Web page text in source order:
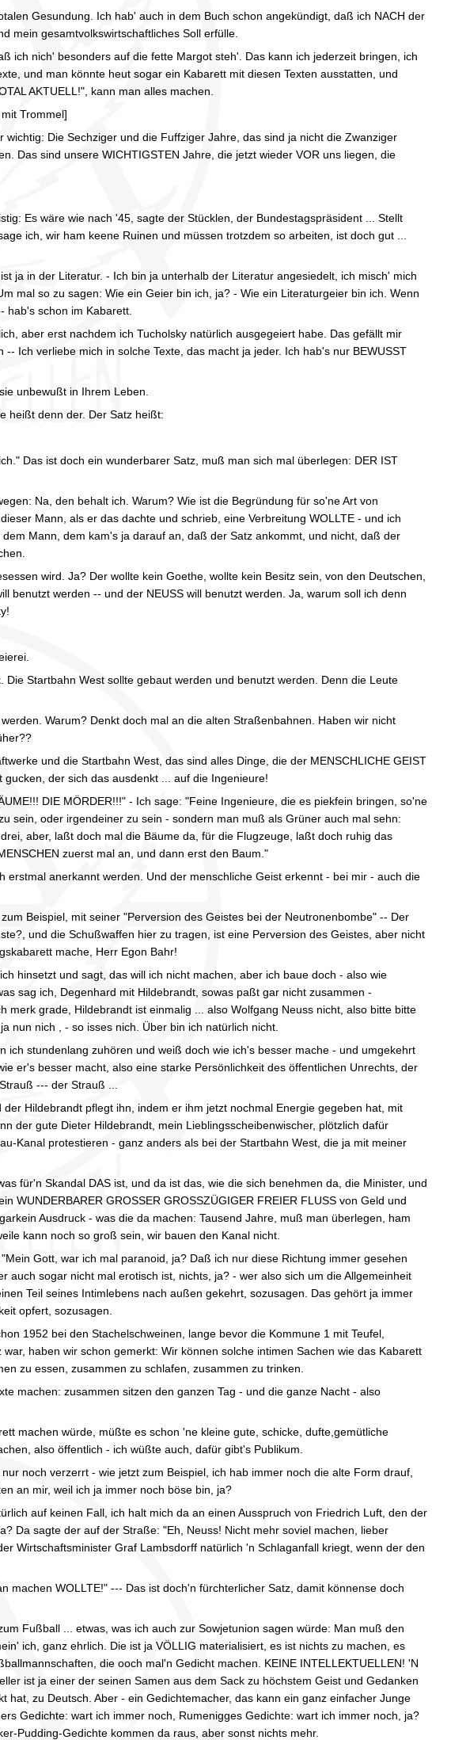
Gesundung. Ich hab' auch in dem Buch schon angekündigt, daß ich NACH der
mein gesamtvolkswirtschaftliches Soll erfülle.
ich nich' besonders auf die fette Margot steh'. Das kann ich jederzeit bringen, ich
und man könnte heut sogar ein Kabarett mit diesen Texten ausstatten, und
AKTUELL!", kann man alles machen.
Trommel]
Die Sechziger und die Fuffziger Jahre, das sind ja nicht die Zwanziger
Das sind unsere WICHTIGSTEN Jahre, die jetzt wieder VOR uns liegen, die
Es wäre wie nach '45, sagte der Stücklen, der Bundestagspräsident ... Stellt
ich, wir ham keene Ruinen und müssen trotzdem so arbeiten, ist doch gut ...
ja in der Literatur. - Ich bin ja unterhalb der Literatur angesiedelt, ich misch' mich
mal so zu sagen: Wie ein Geier bin ich, ja? - Wie ein Literaturgeier bin ich. Wenn
hab's schon im Kabarett.
aber erst nachdem ich Tucholsky natürlich ausgegeiert habe. Das gefällt mir
Ich verliebe mich in solche Texte, das macht ja jeder. Ich hab's nur BEWUSST
unbewußt in Ihrem Leben.
heißt denn der. Der Satz heißt:
Das ist doch ein wunderbarer Satz, muß man sich mal überlegen: DER IST
Na, den behalt ich. Warum? Wie ist die Begründung für so'ne Art von
Mann, als er das dachte und schrieb, eine Verbreitung WOLLTE - und ich
Mann, dem kam's ja darauf an, daß der Satz ankommt, und nicht, daß der
wird. Ja? Der wollte kein Goethe, wollte kein Besitz sein, von den Deutschen,
benutzt werden -- und der NEUSS will benutzt werden. Ja, warum soll ich denn
Startbahn West sollte gebaut werden und benutzt werden. Denn die Leute
Warum? Denkt doch mal an die alten Straßenbahnen. Haben wir nicht
und die Startbahn West, das sind alles Dinge, die der MENSCHLICHE GEIST
der sich das ausdenkt ... auf die Ingenieure!
DIE MÖRDER!!!" - Ich sage: "Feine Ingenieure, die es piekfein bringen, so'ne
sein, oder irgendeiner zu sein - sondern man muß als Grüner auch mal sehn:
aber, laßt doch mal die Bäume da, für die Flugzeuge, laßt doch ruhig das
zuerst mal an, und dann erst den Baum."
anerkannt werden. Und der menschliche Geist erkennt - bei mir - auch die
Beispiel, mit seiner "Perversion des Geistes bei der Neutronenbombe" -- Der
und die Schußwaffen hier zu tragen, ist eine Perversion des Geistes, aber nicht
mache, Herr Egon Bahr!
hinsetzt und sagt, das will ich nicht machen, aber ich baue doch - also wie
sag ich, Degenhard mit Hildebrandt, sowas paßt gar nicht zusammen -
grade, Hildebrandt ist einmalig ... also Wolfgang Neuss nicht, also bitte bitte
nun nich , - so isses nich. Über bin ich natürlich nicht.
ich stundenlang zuhören und weiß doch wie ich's besser mache - und umgekehrt
er's besser macht, also eine starke Persönlichkeit des öffentlichen Unrechts, der
--- der Strauß ...
Hildebrandt pflegt ihn, indem er ihm jetzt nochmal Energie gegeben hat, mit
der gute Dieter Hildebrandt, mein Lieblingsscheibenwischer, plötzlich dafür
Kanal protestieren - ganz anders als bei der Startbahn West, die ja mit meiner
für'n Skandal DAS ist, und da ist das, wie die sich benehmen da, die Minister, und
WUNDERBARER GROSSER GROSSZÜGIGER FREIER FLUSS von Geld und
Ausdruck - was die da machen: Tausend Jahre, muß man überlegen, ham
kann noch so groß sein, wir bauen den Kanal nicht.
Gott, war ich mal paranoid, ja? Daß ich nur diese Richtung immer gesehen
sogar nicht mal erotisch ist, nichts, ja? - wer also sich um die Allgemeinheit
Teil seines Intimlebens nach außen gekehrt, sozusagen. Das gehört ja immer
opfert, sozusagen.
1952 bei den Stachelschweinen, lange bevor die Kommune 1 mit Teufel,
haben wir schon gemerkt: Wir können solche intimen Sachen wie das Kabarett
zu essen, zusammen zu schlafen, zusammen zu trinken.
machen: zusammen sitzen den ganzen Tag - und die ganze Nacht - also
machen würde, müßte es schon 'ne kleine gute, schicke, dufte,gemütliche
also öffentlich - ich wüßte auch, dafür gibt's Publikum.
noch verzerrt - wie jetzt zum Beispiel, ich hab immer noch die alte Form drauf,
an mir, weil ich ja immer noch böse bin, ja?
auf keinen Fall, ich halt mich da an einen Ausspruch von Friedrich Luft, den der
Da sagte der auf der Straße: "Eh, Neuss! Nicht mehr soviel machen, lieber
Wirtschaftsminister Graf Lambsdorff natürlich 'n Schlaganfall kriegt, wenn der den
machen WOLLTE!" --- Das ist doch'n fürchterlicher Satz, damit könnense doch
Fußball ... etwas, was ich auch zur Sowjetunion sagen würde: Man muß den
ich, ganz ehrlich. Die ist ja VÖLLIG materialisiert, es ist nichts zu machen, es
die ooch mal'n Gedicht machen. KEINE INTELLEKTUELLEN! 'N
ist ja einer der seinen Samen aus dem Sack zu höchstem Geist und Gedanken
zu Deutsch. Aber - ein Gedichtemacher, das kann ein ganz einfacher Junge
Gedichte: wart ich immer noch, Rumenigges Gedichte: wart ich immer noch, ja?
Pudding-Gedichte kommen da raus, aber sonst nichts mehr.